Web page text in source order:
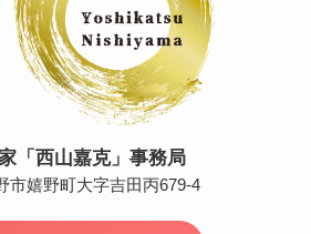
「西山嘉克」事務局
市嬉野町大字吉田丙679-4